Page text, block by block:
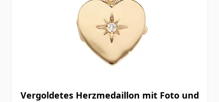
Vergoldetes Herzmedaillon mit Foto und